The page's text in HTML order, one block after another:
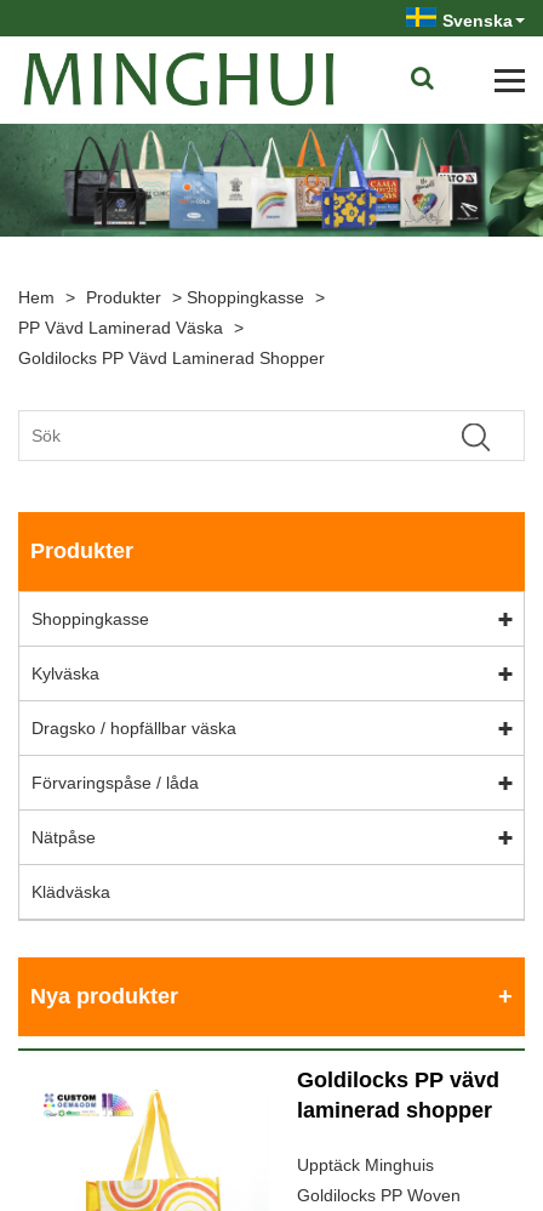
Svenska
Hem > Produkter > Shoppingkasse >
PP Vävd Laminerad Väska >
Goldilocks PP Vävd Laminerad Shopper
Produkter
Shoppingkasse
Kylväska
Dragsko / hopfällbar väska
Förvaringspåse / låda
Nätpåse
Klädväska
Nya produkter
Goldilocks PP vävd
laminerad shopper
Upptäck Minghuis
Goldilocks PP Woven